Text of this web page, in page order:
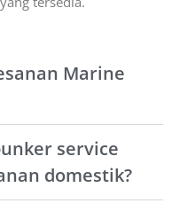
Marine
service
domestik?